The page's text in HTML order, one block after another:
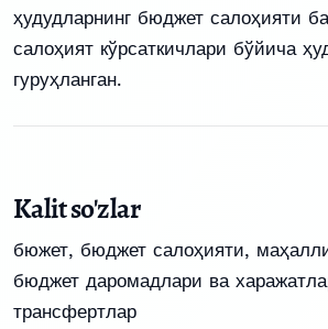
ҳудудларнинг бюджет салоҳияти
салоҳият кўрсаткичлари бўйича
гуруҳланган.
Kalit so'zlar
бюжет, бюджет салоҳияти,
бюджет даромадлари ва
трансфертлар